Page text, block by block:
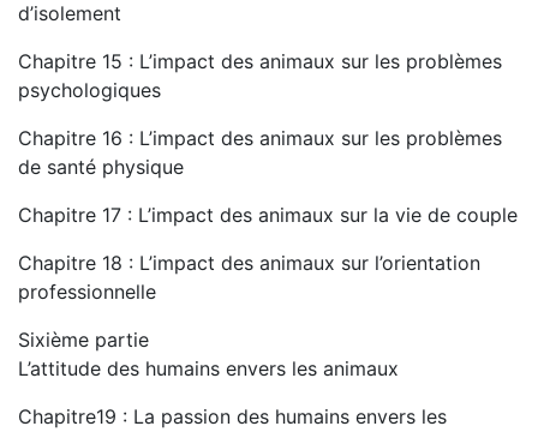
d’isolement
Chapitre 15 : L’impact des animaux sur les problèmes
psychologiques
Chapitre 16 : L’impact des animaux sur les problèmes
de santé physique
Chapitre 17 : L’impact des animaux sur la vie de couple
Chapitre 18 : L’impact des animaux sur l’orientation
professionnelle
Sixième partie
L’attitude des humains envers les animaux
Chapitre19 : La passion des humains envers les